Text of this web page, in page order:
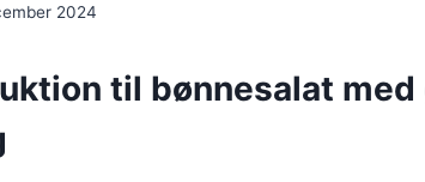
2024
til bønnesalat med